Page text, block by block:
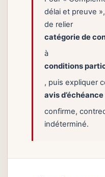
délai et preuve
de relier
catégorie de
à
conditions
, puis expliquer
avis d’échéance
confirme,
indéterminé.